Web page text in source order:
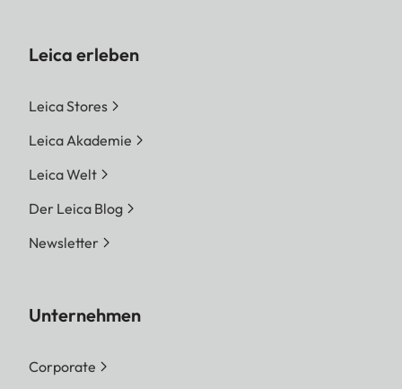
Leica erleben
Leica Stores
Leica Akademie
Leica Welt
Der Leica Blog
Newsletter
Unternehmen
Corporate